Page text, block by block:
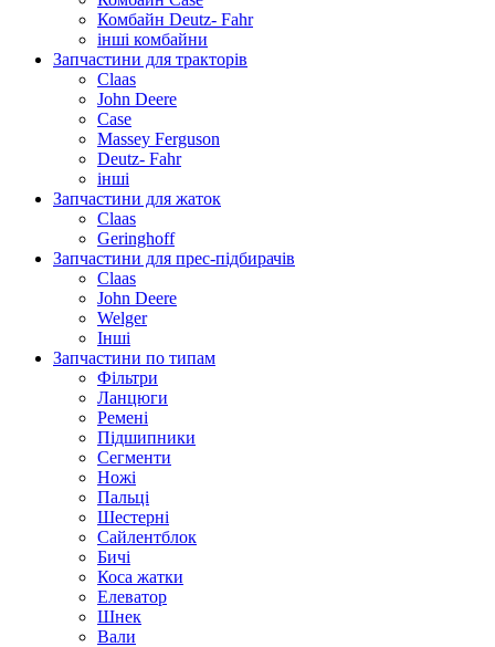
Комбайн Deutz- Fahr
інші комбайни
Запчастини для тракторів
Claas
John Deere
Case
Massey Ferguson
Deutz- Fahr
інші
Запчастини для жаток
Claas
Geringhoff
Запчастини для прес-підбирачів
Claas
John Deere
Welger
Інші
Запчастини по типам
Фільтри
Ланцюги
Ремені
Підшипники
Сегменти
Ножі
Пальці
Шестерні
Сайлентблок
Бичі
Коса жатки
Елеватор
Шнек
Вали